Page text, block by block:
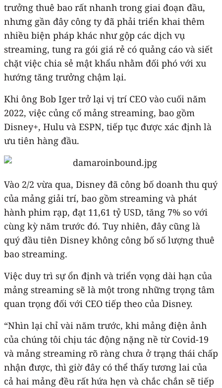
trưởng thuê bao rất nhanh trong giai đoạn đầu,
nhưng gần đây công ty đã phải triển khai thêm
nhiều biện pháp khác như gộp các dịch vụ
streaming, tung ra gói giá rẻ có quảng cáo và siết
chặt việc chia sẻ mật khẩu nhằm đối phó với xu
hướng tăng trưởng chậm lại.
Khi ông Bob Iger trở lại vị trí CEO vào cuối năm
2022, việc củng cố mảng streaming, bao gồm
Disney+, Hulu và ESPN, tiếp tục được xác định là
ưu tiên hàng đầu.
Vào 2/2 vừa qua, Disney đã công bố doanh thu quý
của mảng giải trí, bao gồm streaming và phát
hành phim rạp, đạt 11,61 tỷ USD, tăng 7% so với
cùng kỳ năm trước đó. Tuy nhiên, đây cũng là
quý đầu tiên Disney không công bố số lượng thuê
bao streaming.
Việc duy trì sự ổn định và triển vọng dài hạn của
mảng streaming sẽ là một trong những trọng tâm
quan trọng đối với CEO tiếp theo của Disney.
“Nhìn lại chỉ vài năm trước, khi mảng điện ảnh
của chúng tôi chịu tác động nặng nề từ Covid-19
và mảng streaming rõ ràng chưa ở trạng thái chấp
nhận được, thì giờ đây có thể thấy tương lai của
cả hai mảng đều rất hứa hẹn và chắc chắn sẽ tiếp